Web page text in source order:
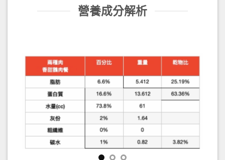
營養成分解析
怪獸部落主食罐 香甜的鵝肉